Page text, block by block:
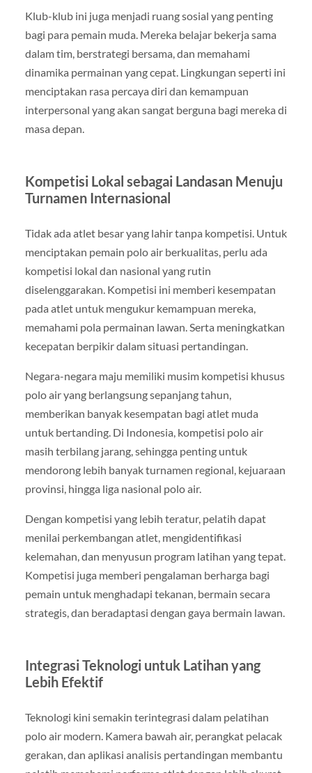
Klub-klub ini juga menjadi ruang sosial yang penting
bagi para pemain muda. Mereka belajar bekerja sama
dalam tim, berstrategi bersama, dan memahami
dinamika permainan yang cepat. Lingkungan seperti ini
menciptakan rasa percaya diri dan kemampuan
interpersonal yang akan sangat berguna bagi mereka di
masa depan.
Kompetisi Lokal sebagai Landasan Menuju
Turnamen Internasional
Tidak ada atlet besar yang lahir tanpa kompetisi. Untuk
menciptakan pemain polo air berkualitas, perlu ada
kompetisi lokal dan nasional yang rutin
diselenggarakan. Kompetisi ini memberi kesempatan
pada atlet untuk mengukur kemampuan mereka,
memahami pola permainan lawan. Serta meningkatkan
kecepatan berpikir dalam situasi pertandingan.
Negara-negara maju memiliki musim kompetisi khusus
polo air yang berlangsung sepanjang tahun,
memberikan banyak kesempatan bagi atlet muda
untuk bertanding. Di Indonesia, kompetisi polo air
masih terbilang jarang, sehingga penting untuk
mendorong lebih banyak turnamen regional, kejuaraan
provinsi, hingga liga nasional polo air.
Dengan kompetisi yang lebih teratur, pelatih dapat
menilai perkembangan atlet, mengidentifikasi
kelemahan, dan menyusun program latihan yang tepat.
Kompetisi juga memberi pengalaman berharga bagi
pemain untuk menghadapi tekanan, bermain secara
strategis, dan beradaptasi dengan gaya bermain lawan.
Integrasi Teknologi untuk Latihan yang
Lebih Efektif
Teknologi kini semakin terintegrasi dalam pelatihan
polo air modern. Kamera bawah air, perangkat pelacak
gerakan, dan aplikasi analisis pertandingan membantu